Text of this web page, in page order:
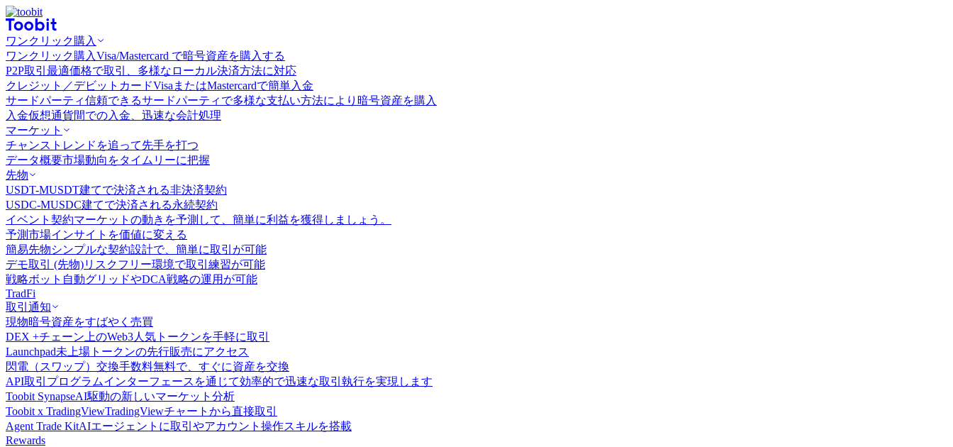
ワンクリック購入
ワンクリック購入Visa/Mastercard で暗号資産を購入する
P2P取引 最適価格で取引、多様なローカル決済方法に対応
クレジット／デビットカードVisaまたはMastercardで簡単入金
サードパーティ信頼できるサードパーティで多様な支払い方法により暗号資産を購入
入金仮想通貨間での入金、迅速な会計処理
マーケット
チャンス トレンドを追って先手を打つ
データ概要市場動向をタイムリーに把握
先物
USDT-MUSDT建てで決済される非決済契約
USDC-MUSDC建てで決済される永続契約
イベント契約マーケットの動きを予測して、簡単に利益を獲得しましょう。
予測市場インサイトを価値に変える
簡易先物シンプルな契約設計で、簡単に取引が可能
デモ取引 (先物)リスクフリー環境で取引練習が可能
戦略ボット 自動グリッドやDCA戦略の運用が可能
TradFi
取引通知
現物暗号資産をすばやく売買
DEX +チェーン上のWeb3人気トークンを手軽に取引
Launchpad未上場トークンの先行販売にアクセス
閃電（スワップ）交換手数料無料で、すぐに資産を交換
API取引 プログラムインターフェースを通じて効率的で迅速な取引執行を実現します
Toobit SynapseAI駆動の新しいマーケット分析
Toobit x TradingViewTradingViewチャートから直接取引
Agent Trade KitAIエージェントに取引やアカウント操作スキルを搭載
Rewards